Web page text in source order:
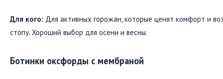
Для кого: Для активных горожан, которые ценят комфорт и
стопу. Хороший выбор для осени и весны.
Ботинки оксфорды с мембраной